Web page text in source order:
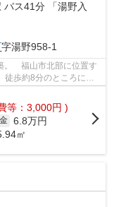
バス41分 「湯野入
字湯野958-1
。 福山市北部に位置す
歩約8分のところには
等：3,000円 )
6.8万円
㎡